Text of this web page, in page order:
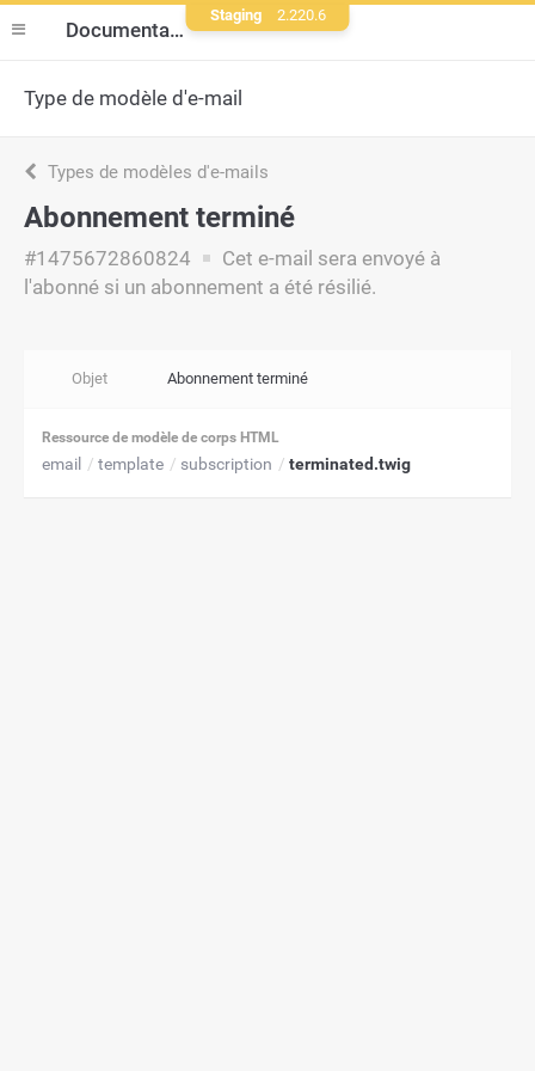
Documentation
Type de modèle d'e-mail
Types de modèles d'e-mails
Abonnement terminé
#1475672860824
Cet e-mail sera envoyé à
l'abonné si un abonnement a été résilié.
Objet Abonnement terminé
Ressource de modèle de corps HTML
email template subscription terminated.twig
Staging 2.220.6